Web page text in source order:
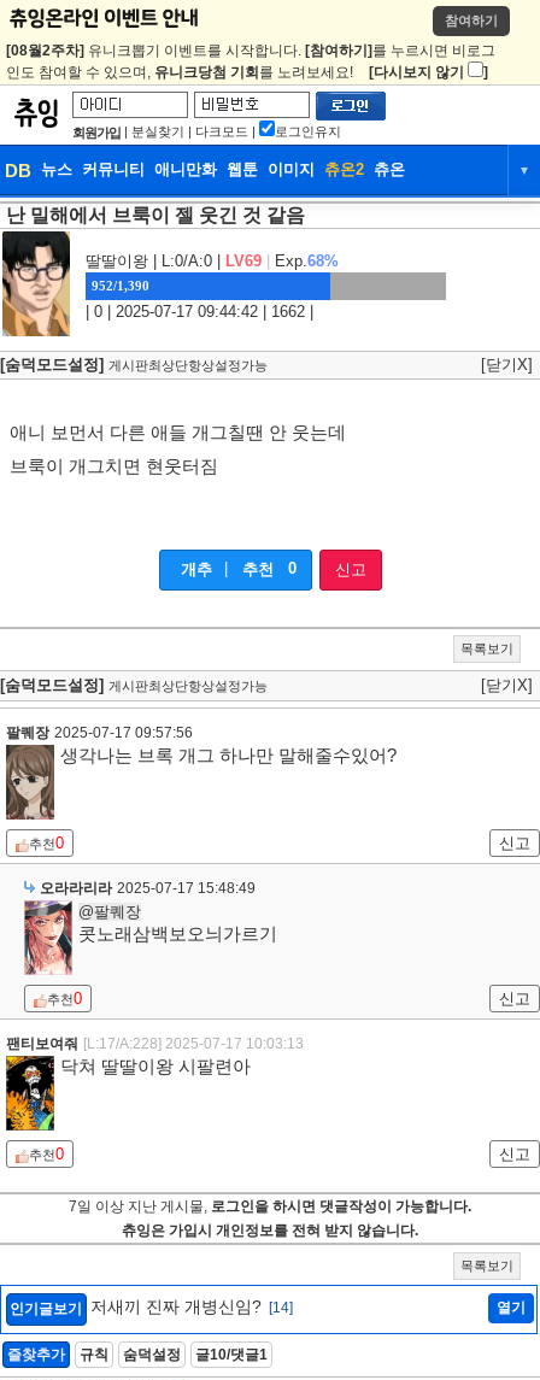
참여하기
[08월2주차] 유니크뽑기 이벤트를 시작합니다. [참여하기] 를 누르시면 비로그
인도 참여할 수 있으며, 유니크당첨 기회 를 노려보세요! [다시보지 않기 ]
회원가입 | 분실찾기 | 다크모드 | 로그인유지
DB 뉴스 커뮤니티 애니만화 웹툰 이미지 츄온2 츄온 ▼
DB 뉴스
웹툰 이미지 츄온2
난 밀해에서 브룩이 젤 웃긴 것 같음
딸딸이왕 | L:0/A:0 | LV69 Exp.68%
952/1,390
| 0 | 2025-07-17 09:44:42 | 1662 |
[숨덕모드설정] 게시판최상단항상설정가능 [닫기X]
애니 보먼서 다른 애들 개그칠땐 안 웃는데
브룩이 개그치면 현웃터짐
개추 추천 0 신고
목록보기
[숨덕모드설정] 게시판최상단항상설정가능 [닫기X]
팔퀘장 2025-07-17 09:57:56
생각나는 브록 개그 하나만 말해줄수있어?
추천0 신고
오라라리라 2025-07-17 15:48:49
@팔퀘장
콧노래삼백보오늬가르기
추천0 신고
팬티보여줘 [L:17/A:228] 2025-07-17 10:03:13
닥쳐 딸딸이왕 시팔련아
추천0 신고
7일 이상 지난 게시물, 로그인을 하시면 댓글작성이 가능합니다.
츄잉은 가입시 개인정보를 전혀 받지 않습니다.
목록보기
인기글보기 저새끼 진짜 개병신임? [14] 열기
즐찾추가 규칙 숨덕설정 글10/댓글1